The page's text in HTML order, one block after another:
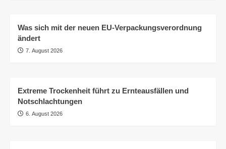
Was sich mit der neuen EU-Verpackungsverordnung
ändert
7. August 2026
Extreme Trockenheit führt zu Ernteausfällen und
Notschlachtungen
6. August 2026